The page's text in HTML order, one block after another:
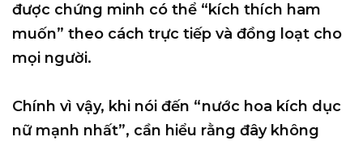
được chứng minh có thể “kích thích ham
muốn” theo cách trực tiếp và đồng loạt cho
mọi người.
Chính vì vậy, khi nói đến “nước hoa kích dục
nữ mạnh nhất”, cần hiểu rằng đây không